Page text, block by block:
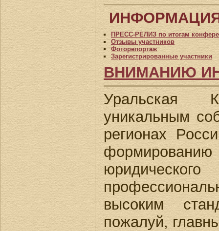
ПРЕСС-РЕЛИЗ по итогам
Отзывы участников
Фоторепортаж
Зарегистрированные участники
ВНИМАНИЮ
Уральская
уникальным
регионах
высоким
пожалуй,